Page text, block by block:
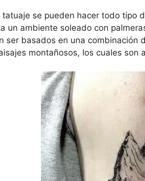
tatuaje se pueden hacer todo tipo
un ambiente soleado con
ser basados en una combinación
montañosos, los cuales son